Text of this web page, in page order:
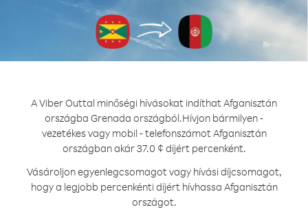
A Viber Outtal minőségi hívásokat indíthat Afganisztán
országba Grenada országból.Hívjon bármilyen -
vezetékes vagy mobil - telefonszámot Afganisztán
országban akár 37.0 ¢ díjért percenként.
Vásároljon egyenlegcsomagot vagy hívási díjcsomagot,
hogy a legjobb percenkénti díjért hívhassa Afganisztán
országot.